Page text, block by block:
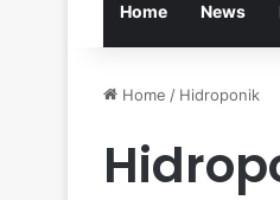
Home News
Home / Hidroponik